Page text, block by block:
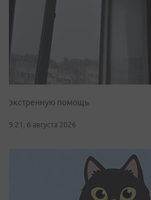
экстренную помощь
9:21, 6 августа 2026